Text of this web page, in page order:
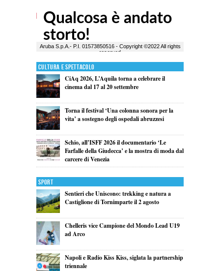
Cultura e Spettacolo
CiAq 2026, L’Aquila torna a celebrare il
cinema dal 17 al 20 settembre
Torna il festival ‘Una colonna sonora per la
vita’ a sostegno degli ospedali abruzzesi
Schio, all’ISFF 2026 il documentario ‘Le
Farfalle della Giudecca’ e la mostra di moda dal
carcere di Venezia
Sport
Sentieri che Uniscono: trekking e natura a
Castiglione di Tornimparte il 2 agosto
Chelleris vice Campione del Mondo Lead U19
ad Arco
Napoli e Radio Kiss Kiss, siglata la partnership
triennale